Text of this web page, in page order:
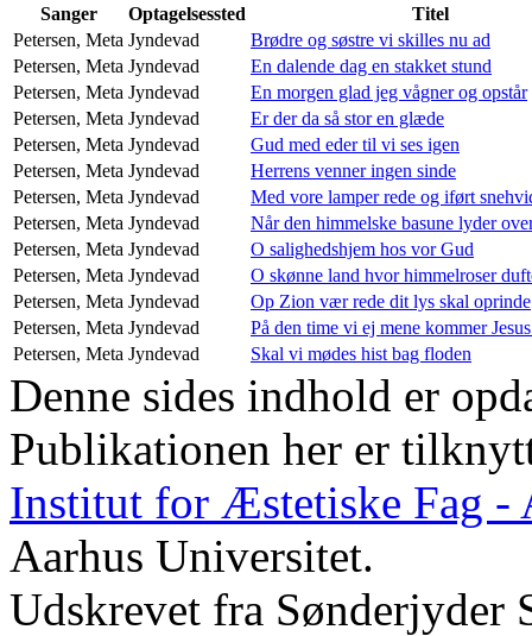
Sanger Optagelsessted
Titel
Petersen, Meta Jyndevad
Brødre og søstre vi skilles nu ad
Petersen, Meta Jyndevad
En dalende dag en stakket stund
Petersen, Meta Jyndevad
En morgen glad jeg vågner og opstår
Petersen, Meta Jyndevad
Er der da så stor en glæde
Petersen, Meta Jyndevad
Gud med eder til vi ses igen
Petersen, Meta Jyndevad
Herrens venner ingen sinde
Petersen, Meta Jyndevad
Med vore lamper rede og iført
Petersen, Meta Jyndevad
Når den himmelske basune lyder
Petersen, Meta Jyndevad
O salighedshjem hos vor Gud
Petersen, Meta Jyndevad
O skønne land hvor himmelroser
Petersen, Meta Jyndevad
Op Zion vær rede dit lys skal oprinde
Petersen, Meta Jyndevad
På den time vi ej mene kommer
Petersen, Meta Jyndevad Skal vi mødes hist bag floden
Denne sides indhold er
Publikationen her er
Institut for Æstetiske Fag -
Aarhus Universitet.
Udskrevet fra Sønderjyder